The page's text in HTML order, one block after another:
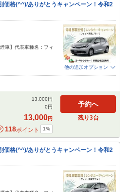
6584までご連絡下さ
がけております。人数が
迎をお願いする場合がご
価格(^^)/ありがとうキャンペーン！令和2
車】代表車種名：フィ
他の追加オプション
ができます）
13,000円
0円
13,000円
118ポイント 1%
予約へ
残り3台
価格(^^)/ありがとうキャンペーン！令和2